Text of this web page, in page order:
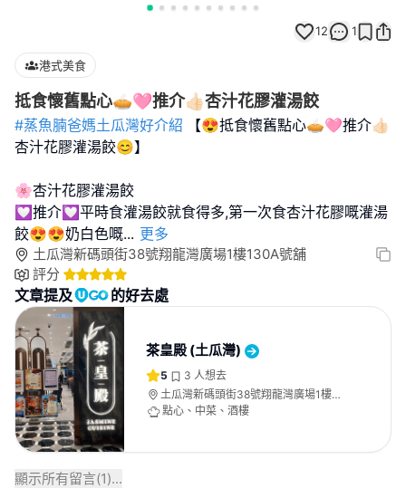
12 1
港式美食
抵食懷舊點心🥧🩷推介👍🏻杏汁花膠灌湯餃
#蒸魚腩爸媽土瓜灣好介紹
【😍抵食懷舊點心🥧🩷推介👍🏻
杏汁花膠灌湯餃😊】
🌸杏汁花膠灌湯餃
💟推介💟平時食灌湯餃就食得多,第一次食杏汁花膠嘅灌湯
餃😍😍奶白色嘅... 更多
土瓜灣新碼頭街38號翔龍灣廣場1樓130A號舖
評分
文章提及 的好去處
茶皇殿 (土瓜灣)
5 3 人想去
土瓜灣新碼頭街38號翔龍灣廣場1樓
130A號舖
點心、中菜、酒樓
顯示所有留言(1)...